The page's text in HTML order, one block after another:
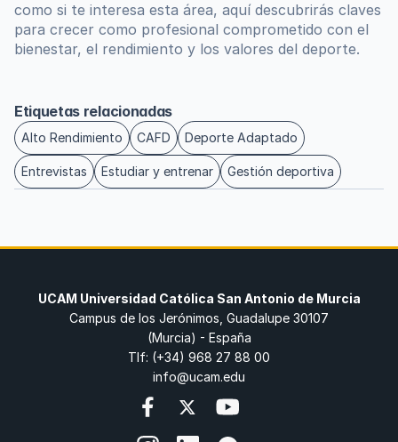
como si te interesa esta área, aquí descubrirás claves
para crecer como profesional comprometido con el
bienestar, el rendimiento y los valores del deporte.
Etiquetas relacionadas
Alto Rendimiento CAFD Deporte Adaptado
Entrevistas Estudiar y entrenar Gestión deportiva
UCAM Universidad Católica San Antonio de Murcia
Campus de los Jerónimos, Guadalupe 30107
(Murcia) - España
Tlf: (+34) 968 27 88 00
info@ucam.edu